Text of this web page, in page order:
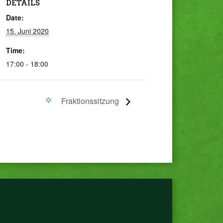
DETAILS
Date:
15. Juni 2020
Time:
17:00 - 18:00
Fraktionssitzung